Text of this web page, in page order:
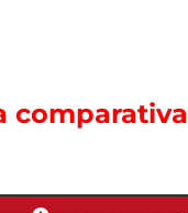
comparativa